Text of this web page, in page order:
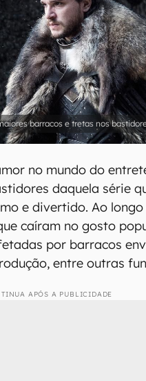
aceito e concordo com os
barracos e tretas nos
no mundo do
daquela série
e divertido. Ao longo
caíram no gosto
por barracos
entre outras
APÓS A PUBLICIDADE